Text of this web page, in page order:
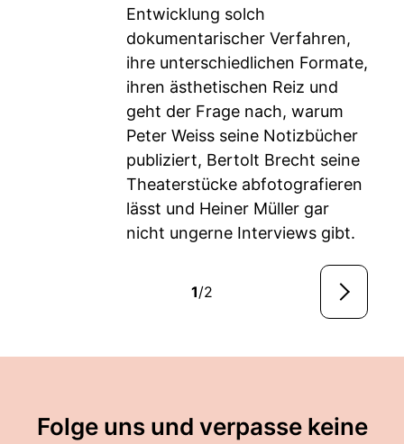
Entwicklung solch
dokumentarischer Verfahren,
ihre unterschiedlichen Formate,
ihren ästhetischen Reiz und
geht der Frage nach, warum
Peter Weiss seine Notizbücher
publiziert, Bertolt Brecht seine
Theaterstücke abfotografieren
lässt und Heiner Müller gar
nicht ungerne Interviews gibt.
1/2
Folge uns und verpasse keine